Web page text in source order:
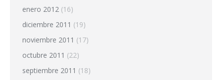
enero 2012 (16)
diciembre 2011 (19)
noviembre 2011 (17)
octubre 2011 (22)
septiembre 2011 (18)